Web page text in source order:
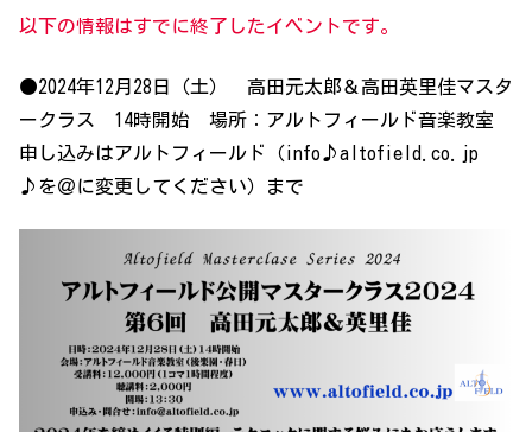
以下の情報はすでに終了したイベントです。
●2024年12月28日（土） 高田元太郎＆高田英里佳マスタ
ークラス 14時開始 場所：アルトフィールド音楽教室
申し込みはアルトフィールド（info♪altofield.co.jp
♪を＠に変更してください）まで